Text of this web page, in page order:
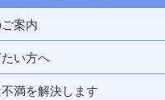
案内
い方へ
満を解決します